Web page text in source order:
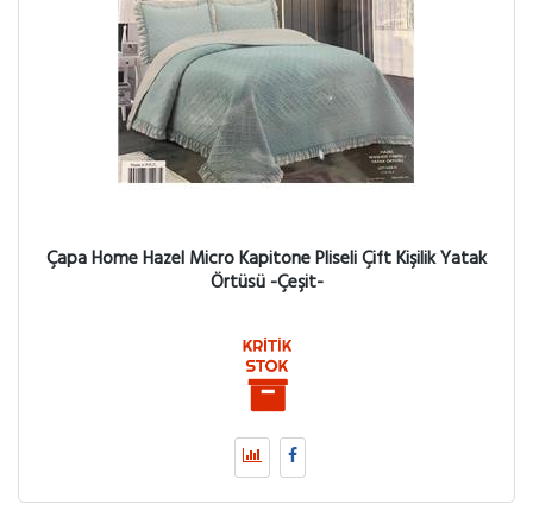
Çapa Home Hazel Micro Kapitone Pliseli Çift Kişilik Yatak
Örtüsü -Çeşit-